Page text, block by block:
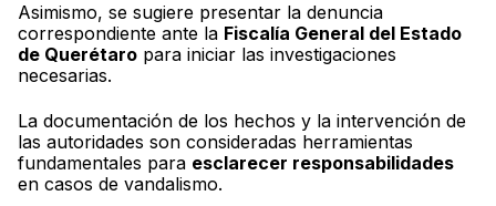
Asimismo, se sugiere presentar la denuncia
correspondiente ante la Fiscalía General del Estado
de Querétaro para iniciar las investigaciones
necesarias.
La documentación de los hechos y la intervención de
las autoridades son consideradas herramientas
fundamentales para esclarecer responsabilidades
en casos de vandalismo.